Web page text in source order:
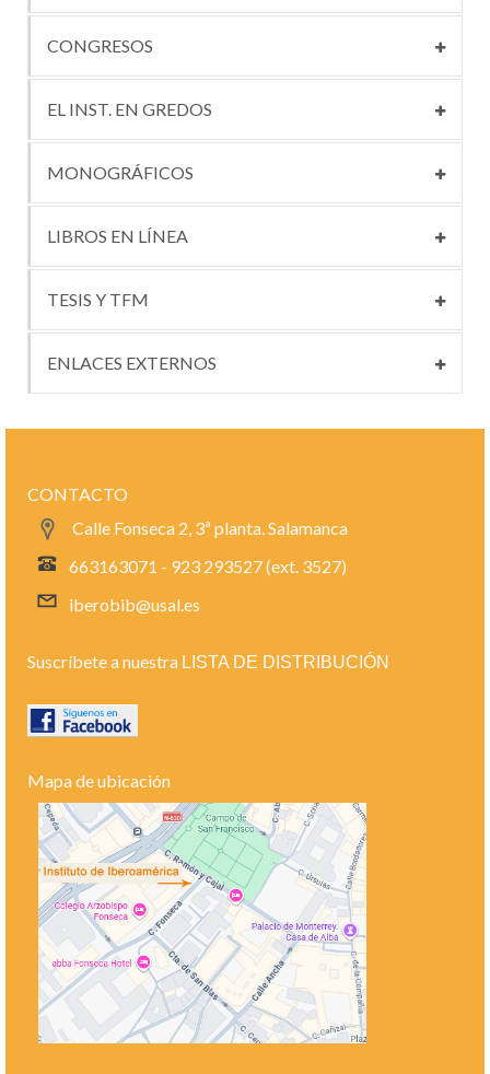
CONGRESOS
EL INST. EN GREDOS
MONOGRÁFICOS
LIBROS EN LÍNEA
TESIS Y TFM
ENLACES EXTERNOS
CONTACTO
Calle Fonseca 2, 3ª planta. Salamanca
663163071 - 923 293527 (ext. 3527)
iberobib@usal.es
Suscríbete a nuestra LISTA DE DISTRIBUCIÓN
Mapa de ubicación